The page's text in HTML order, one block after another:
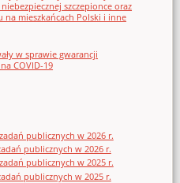
szczepionce oraz
na mieszkańcach Polski i inne
w sprawie gwarancji
COVID-19
publicznych w 2026 r.
publicznych w 2026 r.
publicznych w 2025 r.
publicznych w 2025 r.